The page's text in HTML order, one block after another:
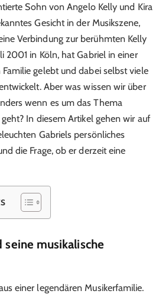
Sohn von Angelo Kelly und Kira
Gesicht in der Musikszene,
Verbindung zur berühmten Kelly
2001 in Köln, hat Gabriel in einer
gelebt und dabei selbst viele
Aber was wissen wir über
wenn es um das Thema
In diesem Artikel gehen wir auf
Gabriels persönliches
die Frage, ob er derzeit eine
seine musikalische
einer legendären Musikerfamilie.